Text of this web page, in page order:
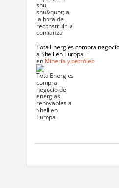
TotalEnergies compra
a Shell en Europa
en Minería y petróleo